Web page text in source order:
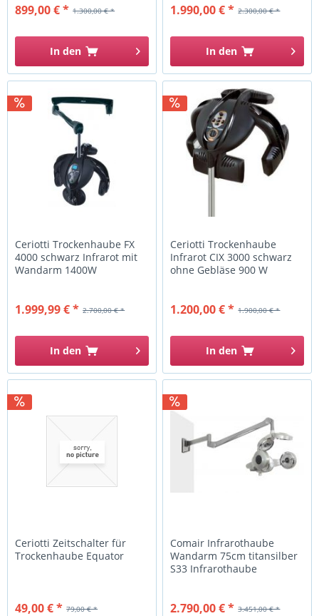
1.300,00 € *
899,00 € *
In den
2.300,00 € *
1.990,00 € *
In den
Ceriotti Trockenhaube FX
4000 schwarz Infrarot mit
Wandarm 1400W
2.700,00 € *
1.999,99 € *
In den
Ceriotti Trockenhaube
Infrarot CIX 3000 schwarz
ohne Gebläse 900 W
1.900,00 € *
1.200,00 € *
In den
Ceriotti Zeitschalter für
Trockenhaube Equator
79,00 € *
49,00 € *
Comair Infrarothaube
Wandarm 75cm titansilber
S33 Infrarothaube
3.451,00 € *
2.790,00 € *